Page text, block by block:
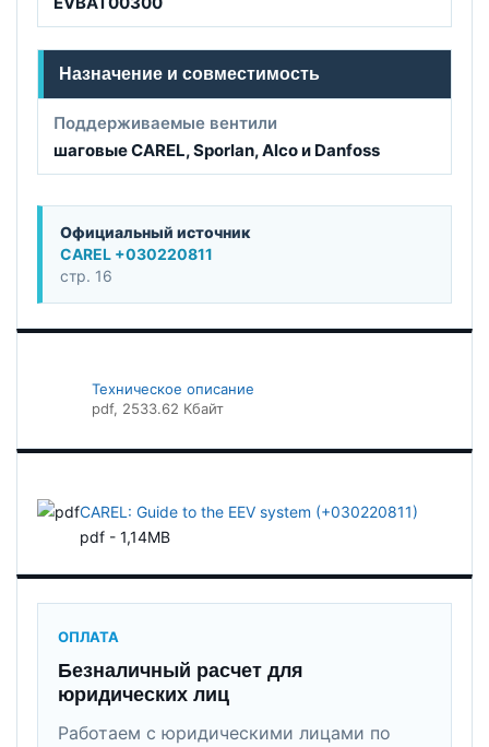
Назначение и совместимость
Поддерживаемые вентили
шаговые CAREL, Sporlan, Alco и Danfoss
Официальный источник
CAREL +030220811
стр. 16
Техническое описание
pdf, 2533.62 Кбайт
CAREL: Guide to the EEV system (+030220811)
pdf - 1,14MB
ОПЛАТА
Безналичный расчет для
юридических лиц
Работаем с юридическими лицами по